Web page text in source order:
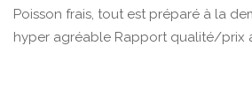
Poisson frais, tout est préparé à la
hyper agréable Rapport qualité/prix